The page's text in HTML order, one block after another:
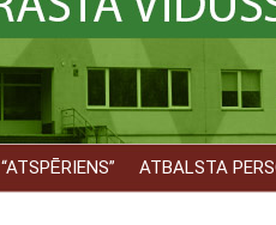
ATBALSTA